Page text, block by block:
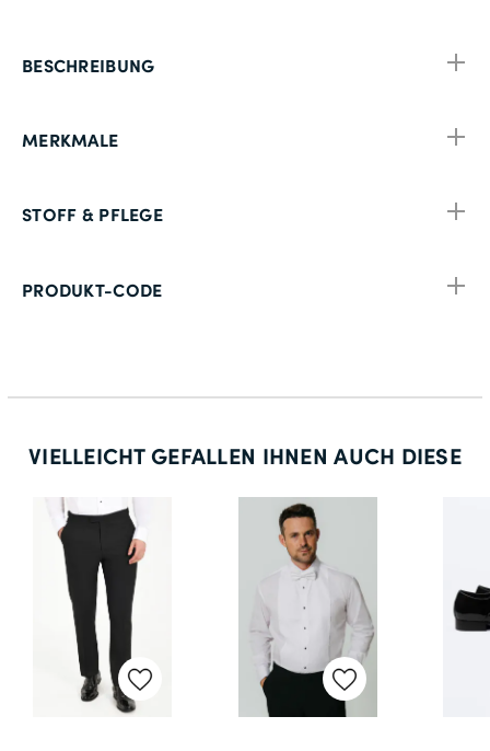
MERKMALE
BESCHREIBUNG
STOFF & PFLEGE
PRODUKT-CODE
VIELLEICHT GEFALLEN IHNEN AUCH DIESE